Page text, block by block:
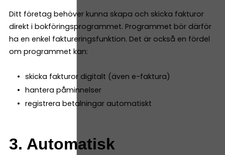
Ditt företag behöver kunna skapa och skicka fakturor
direkt i bokföringsprogrammet. Programmet bör därför
ha en enkel faktureringsfunktion. Det är också en fördel
om programmet kan:
skicka fakturor digitalt (även e-faktura)
hantera påminnelser
registrera betalningar automatiskt
3. Automatisk